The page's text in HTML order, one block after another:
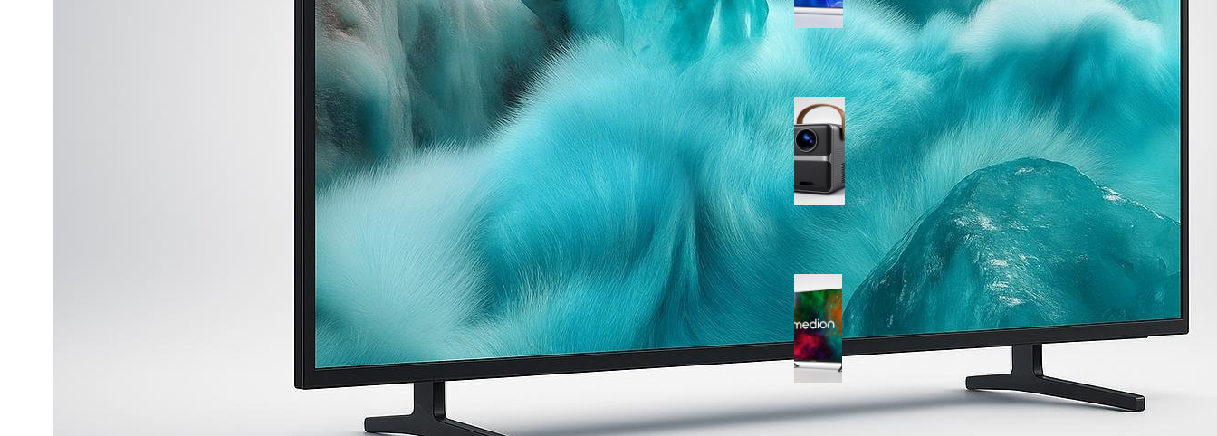
WiMiUS proiettore portatile 4K
smart con Netflix ready, il mini
cinema tascabile in promo su
Amazon
Medion 55″ QLED 4K
MD855701, smart TV completa
con Dolby Vision e app
integrate in offerta su Amazon